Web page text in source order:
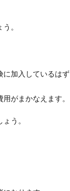
。
に加入しているはず
がまかなえます。
う。